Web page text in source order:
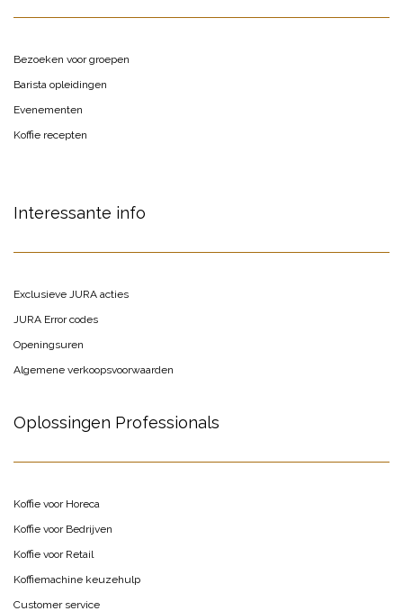
Bezoeken voor groepen
Barista opleidingen
Evenementen
Koffie recepten
Interessante info
Exclusieve JURA acties
JURA Error codes
Openingsuren
Algemene verkoopsvoorwaarden
Oplossingen Professionals
Koffie voor Horeca
Koffie voor Bedrijven
Koffie voor Retail
Koffiemachine keuzehulp
Customer service